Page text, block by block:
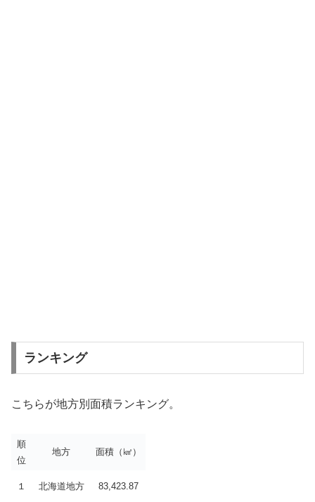
ランキング
こちらが地方別面積ランキング。
順
位
地方 面積（㎢）
１ 北海道地方 83,423.87